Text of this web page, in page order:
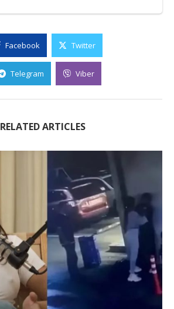
Facebook Twitter
Telegram Viber
RELATED ARTICLES